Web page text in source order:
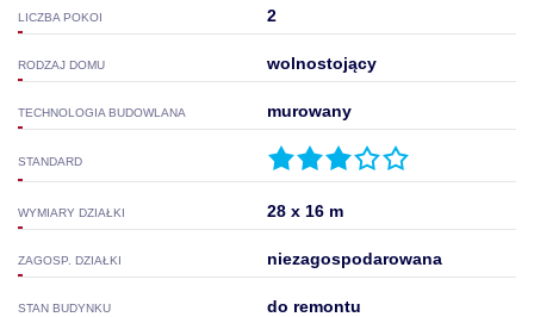
LICZBA POKOI 2
RODZAJ DOMU wolnostojący
TECHNOLOGIA BUDOWLANA murowany
STANDARD
WYMIARY DZIAŁKI 28 x 16 m
ZAGOSP. DZIAŁKI niezagospodarowana
STAN BUDYNKU do remontu